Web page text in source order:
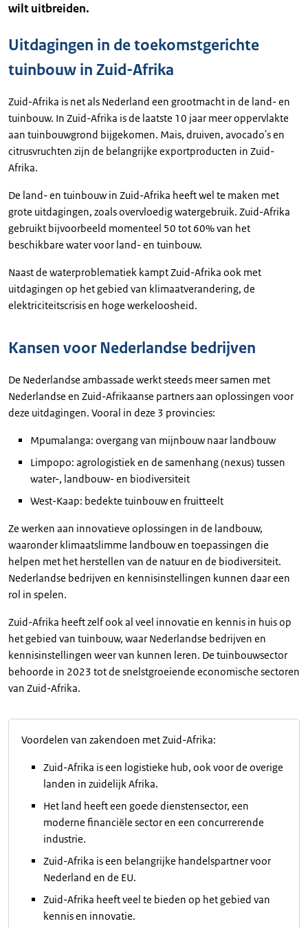
wilt uitbreiden.
Uitdagingen in de toekomstgerichte
tuinbouw in Zuid-Afrika
Zuid-Afrika is net als Nederland een grootmacht in de land- en
tuinbouw. In Zuid-Afrika is de laatste 10 jaar meer oppervlakte
aan tuinbouwgrond bijgekomen. Mais, druiven, avocado's en
citrusvruchten zijn de belangrijke exportproducten in Zuid-
Afrika.
De land- en tuinbouw in Zuid-Afrika heeft wel te maken met
grote uitdagingen, zoals overvloedig watergebruik. Zuid-Afrika
gebruikt bijvoorbeeld momenteel 50 tot 60% van het
beschikbare water voor land- en tuinbouw.
Naast de waterproblematiek kampt Zuid-Afrika ook met
uitdagingen op het gebied van klimaatverandering, de
elektriciteitscrisis en hoge werkeloosheid.
Kansen voor Nederlandse bedrijven
De Nederlandse ambassade werkt steeds meer samen met
Nederlandse en Zuid-Afrikaanse partners aan oplossingen voor
deze uitdagingen. Vooral in deze 3 provincies:
Mpumalanga: overgang van mijnbouw naar landbouw
Limpopo: agrologistiek en de samenhang (nexus) tussen
water-, landbouw- en biodiversiteit
West-Kaap: bedekte tuinbouw en fruitteelt
Ze werken aan innovatieve oplossingen in de landbouw,
waaronder klimaatslimme landbouw en toepassingen die
helpen met het herstellen van de natuur en de biodiversiteit.
Nederlandse bedrijven en kennisinstellingen kunnen daar een
rol in spelen.
Zuid-Afrika heeft zelf ook al veel innovatie en kennis in huis op
het gebied van tuinbouw, waar Nederlandse bedrijven en
kennisinstellingen weer van kunnen leren. De tuinbouwsector
behoorde in 2023 tot de snelstgroeiende economische sectoren
van Zuid-Afrika.
Voordelen van zakendoen met Zuid-Afrika:
Zuid-Afrika is een logistieke hub, ook voor de overige
landen in zuidelijk Afrika.
Het land heeft een goede dienstensector, een
moderne financiële sector en een concurrerende
industrie.
Zuid-Afrika is een belangrijke handelspartner voor
Nederland en de EU.
Zuid-Afrika heeft veel te bieden op het gebied van
kennis en innovatie.